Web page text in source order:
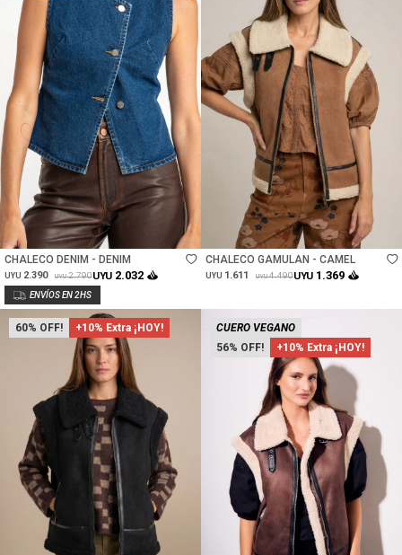
Talle
CHALECO DENIM - DENIM
UYU 2.390 UYU 2.790UYU 2.032
Talle
CHALECO GAMULAN - CAMEL
UYU 1.611 UYU 4.490UYU 1.369
60 +10% Extra ¡HOY!
56 +10% Extra ¡HOY!
CUERO VEGANO